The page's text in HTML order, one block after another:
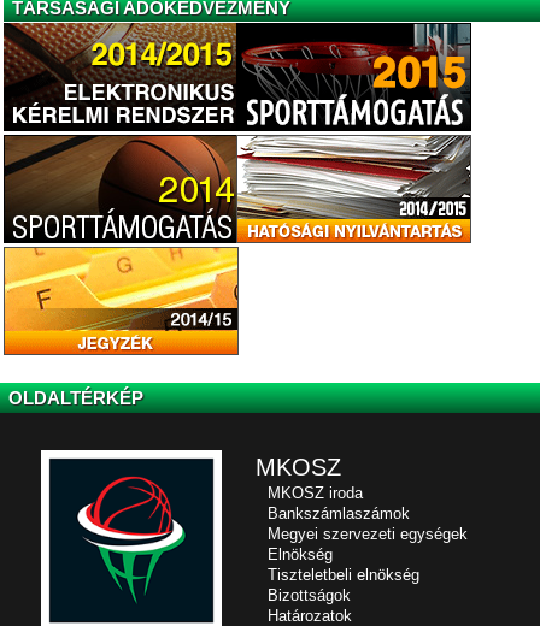
TÁRSASÁGI ADÓKEDVEZMÉNY
OLDALTÉRKÉP
MKOSZ
MKOSZ iroda
Bankszámlaszámok
Megyei szervezeti egységek
Elnökség
Tiszteletbeli elnökség
Bizottságok
Határozatok